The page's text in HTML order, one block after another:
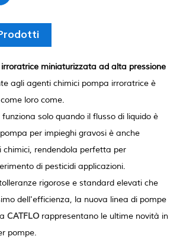
miniaturizzata ad alta pressione
agli agenti chimici pompa irroratrice è
loro come.
solo quando il flusso di liquido è
per impieghi gravosi è anche
chimici, rendendola perfetta per
di pesticidi applicazioni.
rigorose e standard elevati che
dell'efficienza, la nuova linea di pompe
CATFLO rappresentano le ultime novità in
pompe.